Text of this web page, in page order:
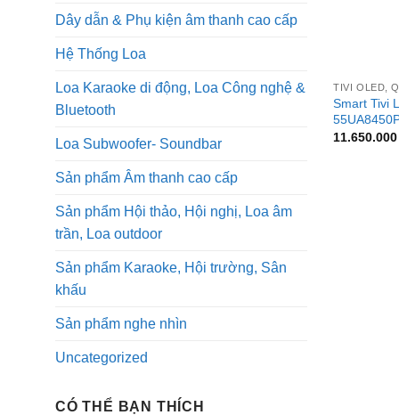
Dây dẫn & Phụ kiện âm thanh cao cấp
Hệ Thống Loa
Loa Karaoke di động, Loa Công nghệ &
Bluetooth
Loa Subwoofer- Soundbar
Sản phẩm Âm thanh cao cấp
Sản phẩm Hội thảo, Hội nghị, Loa âm
trần, Loa outdoor
Sản phẩm Karaoke, Hội trường, Sân
khấu
Sản phẩm nghe nhìn
Uncategorized
CÓ THỂ BẠN THÍCH
TIVI OLED,
Smart Tivi